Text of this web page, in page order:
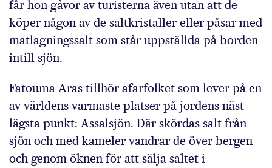
får hon gåvor av turisterna även utan att de
köper någon av de saltkristaller eller påsar med
matlagningssalt som står uppställda på borden
intill sjön.
Fatouma Aras tillhör afarfolket som lever på en
av världens varmaste platser på jordens näst
lägsta punkt: Assalsjön. Där skördas salt från
sjön och med kameler vandrar de över bergen
och genom öknen för att sälja saltet i